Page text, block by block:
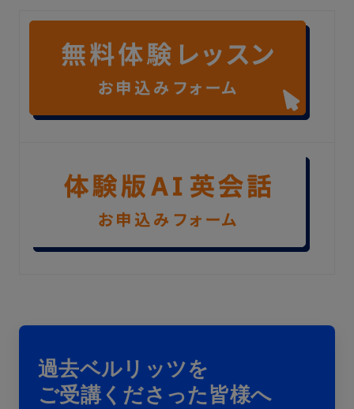
過去ベルリッツを
ご受講くださった皆様へ